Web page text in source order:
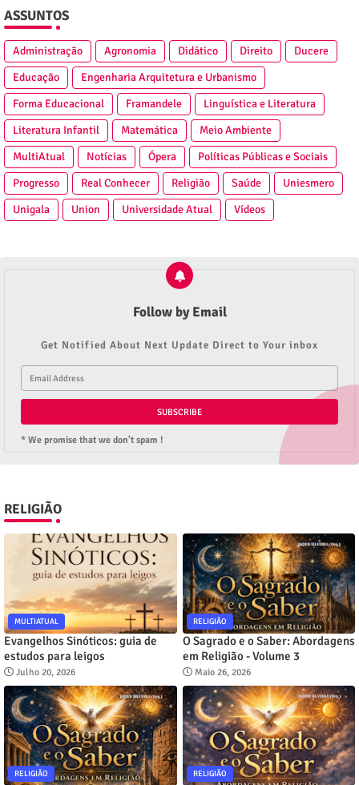
ASSUNTOS
Administração Agronomia Didático Direito
Ducere
Educação
Engenharia Arquitetura e Urbanismo
Forma Educacional
Framandele
Linguística e Literatura
Literatura Infantil
Matemática
Meio Ambiente
MultiAtual
Notícias Ópera
Políticas Públicas e Sociais
Progresso
Real Conhecer Religião Saúde
Uniesmero
Unigala
Union Universidade Atual Vídeos
Follow by Email
Get Notified About Next Update Direct to Your inbox
* We promise that we don't spam !
RELIGIÃO
MULTIATUAL
Evangelhos Sinóticos: guia de
estudos para leigos
Julho 20, 2026
RELIGIÃO
O Sagrado e o Saber: Abordagens
em Religião - Volume 3
Maio 26, 2026
RELIGIÃO RELIGIÃO